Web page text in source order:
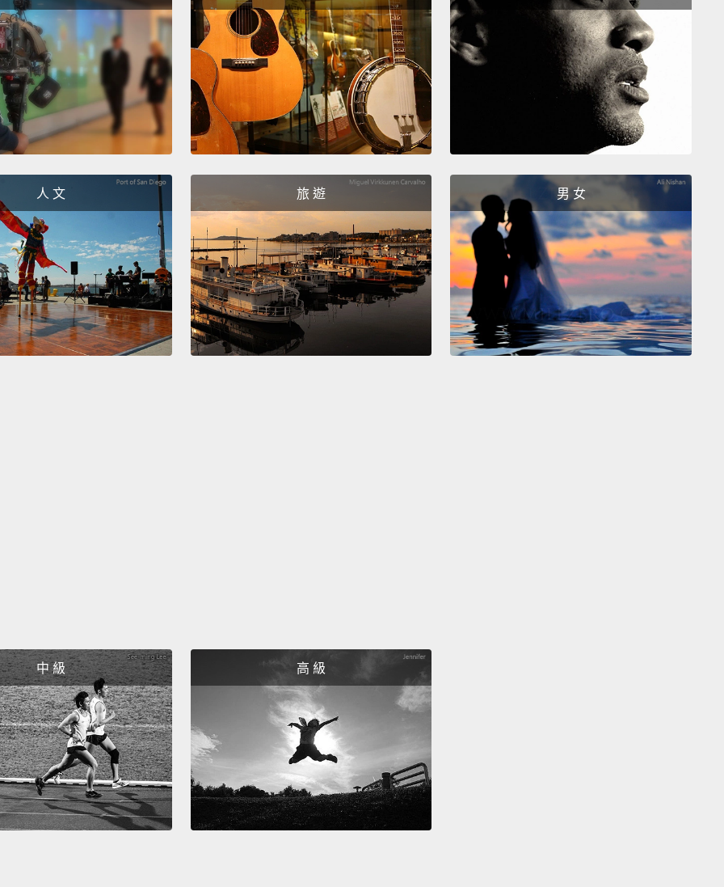
I think making sacrifices to do better. He's strong and
uses it for the right reasons.
我想是因為他會犧牲小我，做出更棒的選擇。他把自己超強的
能力運用在對的地方。
Superwoman. I like her.
And she kinda reminds me of my
mom. Like how superwoman always wanna help other
people, my mom always helps me.
女超人。我很喜歡她。她也有點讓我聯想到我媽媽。就像女超
人都會幫助他人一樣，我媽媽總是幫我。
I mean, I guess I could say my mom is my Superman. My
mom is my Superman. I'm realizing my mom really does
everything for me like Superman would do everything for
the city.
her that I absolutely love her.
Even if she's made a mistake, it's been right.
such a role model for me.
我在家裡都會裝酷。我會這樣講：「掰，媽。我要出去喔。」
但我想我真的需要告訴她我真的愛她。她做的每件事情都是對
的。即使有時候可能會失誤，她依然是對的。她真的是我的楷
模。
人 文 旅 遊 男 女
中 級 高 級